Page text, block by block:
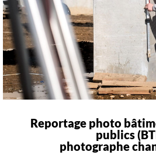
Reportage photo
publics
photographe